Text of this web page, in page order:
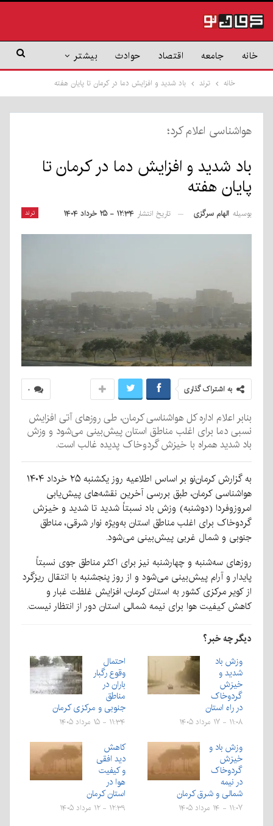
خانه جامعه اقتصاد حوادث بیشتر
خانه ترند باد شدید و افزایش دما در کرمان تا پایان هفته
هواشناسی اعلام کرد؛
باد شدید و افزایش دما در کرمان تا
پایان هفته
ترند بوسیله الهام سرگزی تاریخ انتشار ۱۲:۳۴ - ۲۵ خرداد ۱۴۰۴
۰ به اشتراک گذاری
بنابر اعلام اداره کل هواشناسی کرمان، طی روزهای آتی افزایش
نسبی دما برای اغلب مناطق استان پیش‌بینی می‌شود و وزش
باد شدید همراه با خیزش گردوخاک پدیده غالب است.
به گزارش کرمان‌نو بر اساس اطلاعیه روز یکشنبه ۲۵ خرداد ۱۴۰۴
هواشناسی کرمان، طبق بررسی آخرین نقشه‌های پیش‌یابی
امروزوفردا (دوشنبه) وزش باد نسبتاً شدید تا شدید و خیزش
گردوخاک برای اغلب مناطق استان به‌ویژه نوار شرقی، مناطق
جنوبی و شمال غربی پیش‌بینی می‌شود.
روزهای سه‌شنبه و چهارشنبه نیز برای اکثر مناطق جوی نسبتاً
پایدار و آرام پیش‌بینی می‌شود و از روز پنجشنبه با انتقال ریزگرد
از کویر مرکزی کشور به استان کرمان، افزایش غلظت غبار و
کاهش کیفیت هوا برای نیمه شمالی استان دور از انتظار نیست.
دیگر چه خبر؟
وزش باد
شدید و
خیزش
گردوخاک
در راه استان
۱۱:۰۸ - ۱۷ مرداد ۱۴۰۵
احتمال
وقوع رگبار
باران در
مناطق
جنوبی و مرکزی کرمان
۱۱:۳۴ - ۱۵ مرداد ۱۴۰۵
وزش باد و
خیزش
گردوخاک
در نیمه
شمالی و شرق کرمان
۱۱:۰۷ - ۱۴ مرداد ۱۴۰۵
کاهش
دید افقی
و کیفیت
هوا در
استان کرمان
۱۲:۳۹ - ۱۲ مرداد ۱۴۰۵